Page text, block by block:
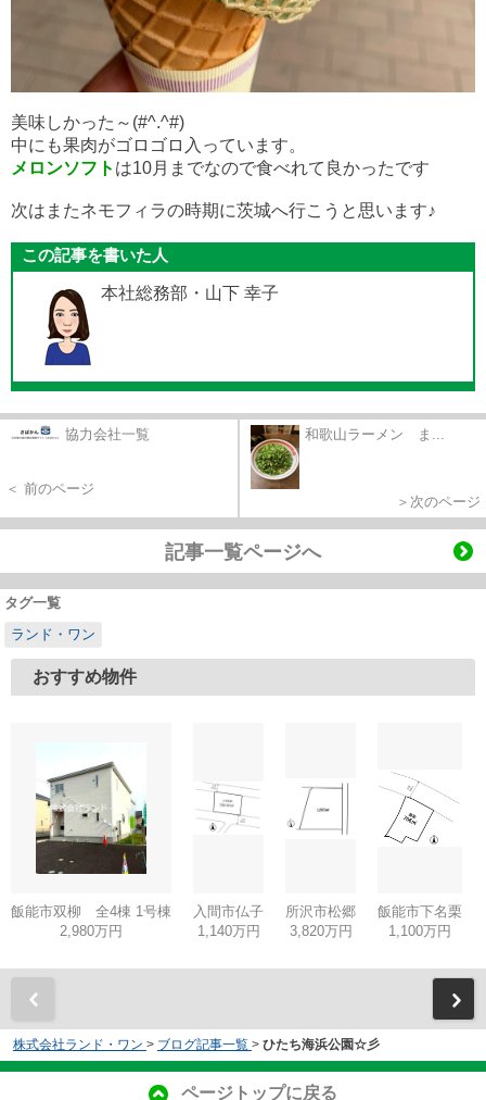
美味しかった～(#^.^#)
中にも果肉がゴロゴロ入っています。
メロンソフト は10月までなので食べれて良かったです
次はまたネモフィラの時期に茨城へ行こうと思います♪
この記事を書いた人
本社総務部・山下 幸子
協力会社一覧
＜ 前のページ
和歌山ラーメン ま...
＞次のページ
記事一覧ページへ
タグ一覧
ランド・ワン
おすすめ物件
飯能市双柳 全4棟 1号棟
2,980万円
入間市仏子
1,140万円
所沢市松郷
3,820万円
飯能市下名栗
1,100万円
株式会社ランド・ワン > ブログ記事一覧 > ひたち海浜公園☆彡
ページトップに戻る